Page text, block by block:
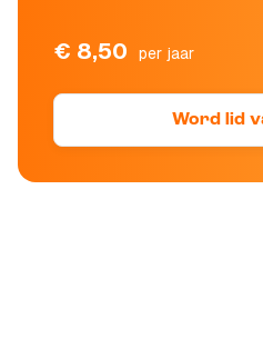
€ 8,50 per jaar
Word lid